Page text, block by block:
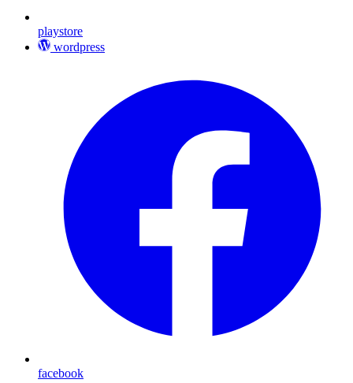
playstore
wordpress
facebook